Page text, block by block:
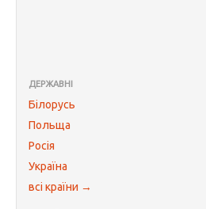
ДЕРЖАВНІ
Білорусь
Польща
Росія
Україна
всі країни →